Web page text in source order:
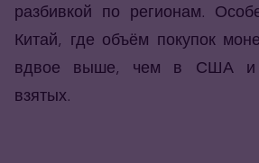
разбивкой по регионам.
Китай, где объём покупок
вдвое выше, чем в США и
взятых.